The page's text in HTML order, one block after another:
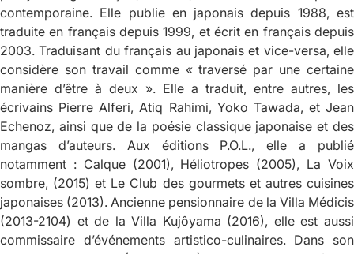
contemporaine. Elle publie en japonais depuis 1988, est
traduite en français depuis 1999, et écrit en français depuis
2003. Traduisant du français au japonais et vice-versa, elle
considère son travail comme « traversé par une certaine
manière d’être à deux ». Elle a traduit, entre autres, les
écrivains Pierre Alferi, Atiq Rahimi, Yoko Tawada, et Jean
Echenoz, ainsi que de la poésie classique japonaise et des
mangas d’auteurs. Aux éditions P.O.L., elle a publié
notamment : Calque (2001), Héliotropes (2005), La Voix
sombre, (2015) et Le Club des gourmets et autres cuisines
japonaises (2013). Ancienne pensionnaire de la Villa Médicis
(2013-2104) et de la Villa Kujôyama (2016), elle est aussi
commissaire d’événements artistico-culinaires. Dans son